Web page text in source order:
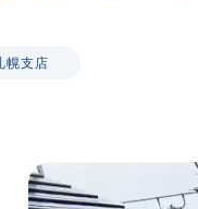
幌支店